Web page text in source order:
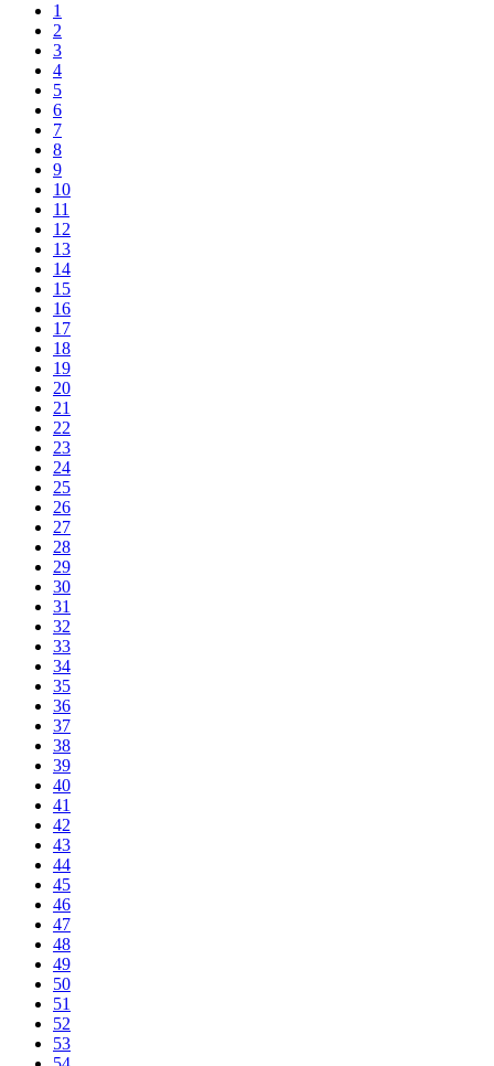
1
2
3
4
5
6
7
8
9
10
11
12
13
14
15
16
17
18
19
20
21
22
23
24
25
26
27
28
29
30
31
32
33
34
35
36
37
38
39
40
41
42
43
44
45
46
47
48
49
50
51
52
53